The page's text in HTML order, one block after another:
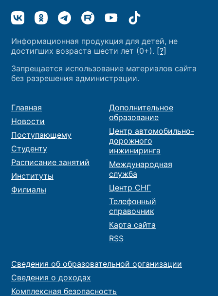
Информационная продукция для детей, не
достигших возраста шести лет (0+). [?]
Запрещается использование материалов сайта
без разрешения администрации.
Главная
Новости
Поступающему
Студенту
Расписание занятий
Институты
Филиалы
Дополнительное
образование
Центр автомобильно-
дорожного
инжиниринга
Международная
служба
Центр СНГ
Телефонный
справочник
Карта сайта
RSS
Сведения об образовательной организации
Сведения о доходах
Комплексная безопасность